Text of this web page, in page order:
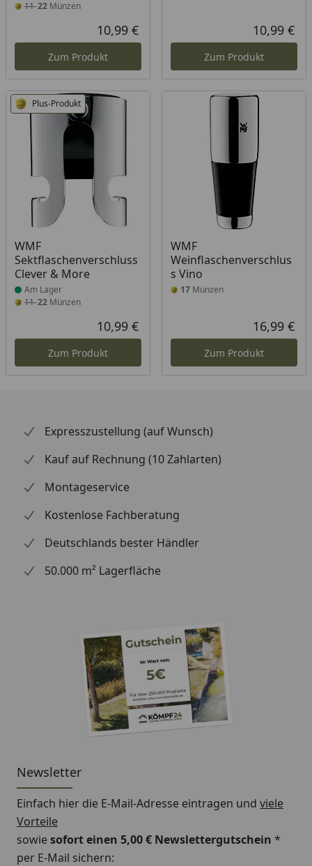
1122 Münzen
Aktueller Preis
10,99 €
Zum Produkt
10,99 €
Zum Produkt
Plus-Produkt
WMF
Sektflaschenverschluss
Clever & More
Produkt am Lager
Am Lager
1122 Münzen
Aktueller Preis
10,99 €
Zum Produkt
WMF
Weinflaschenverschlus
s Vino
17Münzen
16,99 €
Zum Produkt
Expresszustellung (auf Wunsch)
Kauf auf Rechnung (10 Zahlarten)
Montageservice
Kostenlose Fachberatung
Deutschlands bester Händler
50.000 m² Lagerfläche
Newsletter
Einfach hier die E-Mail-Adresse eintragen und viele
Vorteile
sowiesofort einen 5,00 € Newslettergutschein *
per E-Mail sichern: